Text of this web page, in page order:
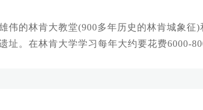
的林肯大教堂(900多年历史的林肯城象征)
。在林肯大学学习每年大约要花费6000-